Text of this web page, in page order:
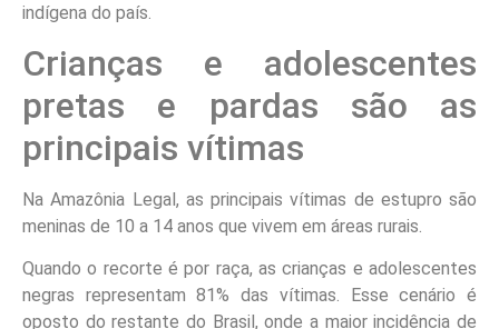
indígena do país.
Crianças e adolescentes
pretas e pardas são as
principais vítimas
Na Amazônia Legal, as principais vítimas de estupro são
meninas de 10 a 14 anos que vivem em áreas rurais.
Quando o recorte é por raça, as crianças e adolescentes
negras representam 81% das vítimas. Esse cenário é
oposto do restante do Brasil, onde a maior incidência de